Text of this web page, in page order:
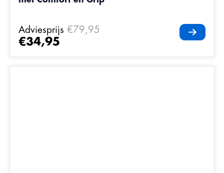
Adviesprijs €79,95
€34,95